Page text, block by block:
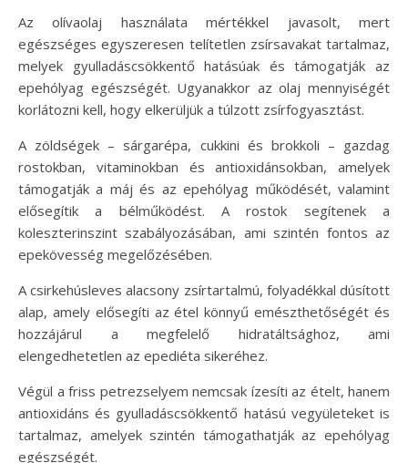
Az olívaolaj használata mértékkel javasolt, mert
egészséges egyszeresen telítetlen zsírsavakat tartalmaz,
melyek gyulladáscsökkentő hatásúak és támogatják az
epehólyag egészségét. Ugyanakkor az olaj mennyiségét
korlátozni kell, hogy elkerüljük a túlzott zsírfogyasztást.
A zöldségek – sárgarépa, cukkini és brokkoli – gazdag
rostokban, vitaminokban és antioxidánsokban, amelyek
támogatják a máj és az epehólyag működését, valamint
elősegítik a bélműködést. A rostok segítenek a
koleszterinszint szabályozásában, ami szintén fontos az
epekövesség megelőzésében.
A csirkehúsleves alacsony zsírtartalmú, folyadékkal dúsított
alap, amely elősegíti az étel könnyű emészthetőségét és
hozzájárul a megfelelő hidratáltsághoz, ami
elengedhetetlen az epediéta sikeréhez.
Végül a friss petrezselyem nemcsak ízesíti az ételt, hanem
antioxidáns és gyulladáscsökkentő hatású vegyületeket is
tartalmaz, amelyek szintén támogathatják az epehólyag
egészségét.